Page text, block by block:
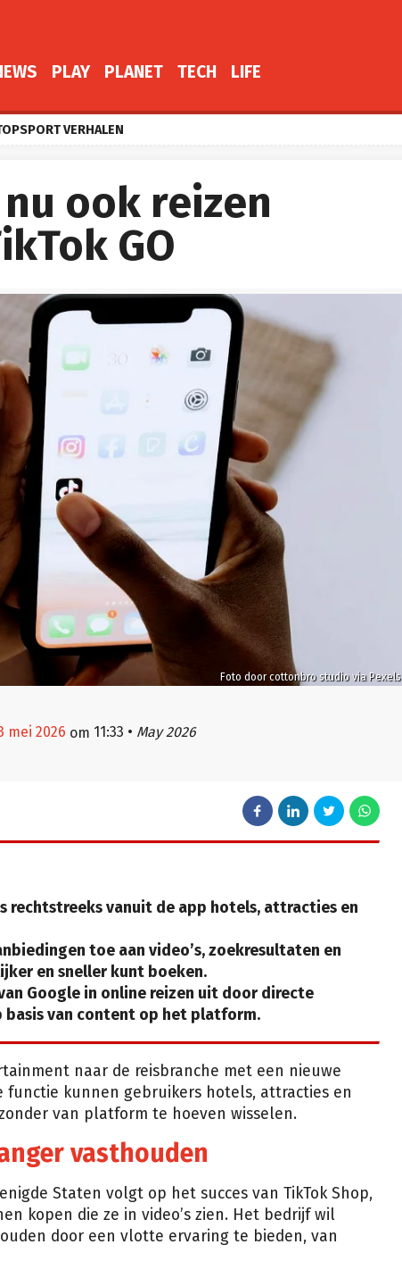
PLAY PLANET TECH LIFE
VERHALEN
ook reizen
GO
Foto door cottonbro studio via Pexels
mei 2026 om 11:33 • May 2026
rechtstreeks vanuit de app hotels, attracties en
toe aan video’s, zoekresultaten en
en sneller kunt boeken.
Google in online reizen uit door directe
van content op het platform.
naar de reisbranche met een nieuwe
functie kunnen gebruikers hotels, attracties en
van platform te hoeven wisselen.
vasthouden
Staten volgt op het succes van TikTok Shop,
kopen die ze in video’s zien. Het bedrijf wil
door een vlotte ervaring te bieden, van